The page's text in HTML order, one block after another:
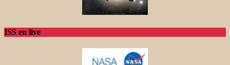
ISS en live